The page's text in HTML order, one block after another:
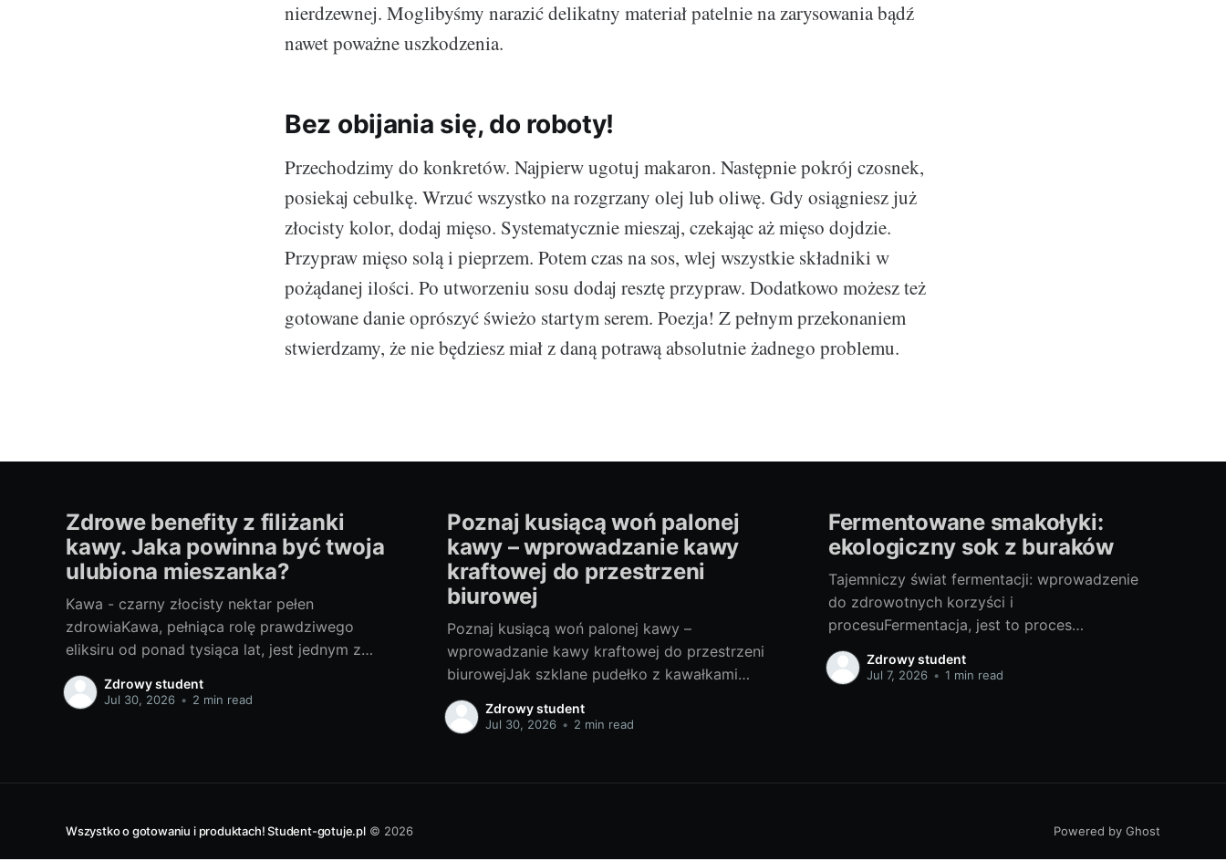
nierdzewnej. Moglibyśmy narazić delikatny materiał patelnie na zarysowania bądź
nawet poważne uszkodzenia.
Bez obijania się, do roboty!
Przechodzimy do konkretów. Najpierw ugotuj makaron. Następnie pokrój czosnek,
posiekaj cebulkę. Wrzuć wszystko na rozgrzany olej lub oliwę. Gdy osiągniesz już
złocisty kolor, dodaj mięso. Systematycznie mieszaj, czekając aż mięso dojdzie.
Przypraw mięso solą i pieprzem. Potem czas na sos, wlej wszystkie składniki w
pożądanej ilości. Po utworzeniu sosu dodaj resztę przypraw. Dodatkowo możesz też
gotowane danie oprószyć świeżo startym serem. Poezja! Z pełnym przekonaniem
stwierdzamy, że nie będziesz miał z daną potrawą absolutnie żadnego problemu.
Zdrowe benefity z filiżanki
kawy. Jaka powinna być twoja
ulubiona mieszanka?
Kawa - czarny złocisty nektar pełen
zdrowiaKawa, pełniąca rolę prawdziwego
eliksiru od ponad tysiąca lat, jest jednym z
najpopularniejszych napojów na świecie.
Początki jej historii sięgają Etiopii, skąd
popularność nie
Zdrowy student
Jul 30, 2026 • 2 min read
Poznaj kusiącą woń palonej
kawy – wprowadzanie kawy
kraftowej do przestrzeni
biurowej
Poznaj kusiącą woń palonej kawy –
wprowadzanie kawy kraftowej do przestrzeni
biurowejJak szklane pudełko z kawałkami
czekolady, które ukrywają różnorodne
nadzienia, tak i oferta kaw na rynku zamienia
który rozwija smakoszy kawy i zmienia
Zdrowy student
Jul 30, 2026 • 2 min read
Fermentowane smakołyki:
ekologiczny sok z buraków
Tajemniczy świat fermentacji: wprowadzenie
do zdrowotnych korzyści i
procesuFermentacja, jest to proces
przekształcania jednej substancji w inną za
pomocą mikroorganizmów, takich jak drożdże
Ostatnio fermentowane produkty,
Zdrowy student
Jul 7, 2026 • 1 min read
Wszystko o gotowaniu i produktach! Student-gotuje.pl© 2026 Powered by Ghost